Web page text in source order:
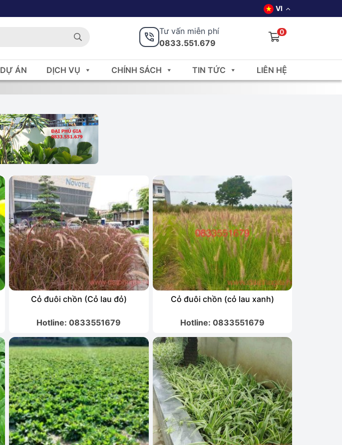
VI
Tư vấn miễn phí
0833.551.679
0
DỰ ÁN DỊCH VỤ CHÍNH SÁCH TIN TỨC LIÊN HỆ
Cỏ đuôi chồn (Cỏ lau đỏ)
Hotline: 0833551679
Cỏ đuôi chồn (cỏ lau xanh)
Hotline: 0833551679